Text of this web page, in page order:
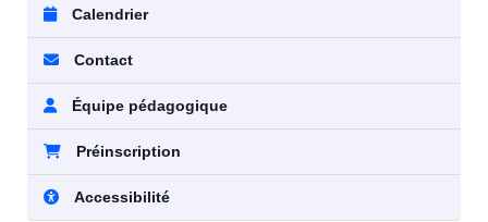
Calendrier
Contact
Équipe pédagogique
Préinscription
Accessibilité